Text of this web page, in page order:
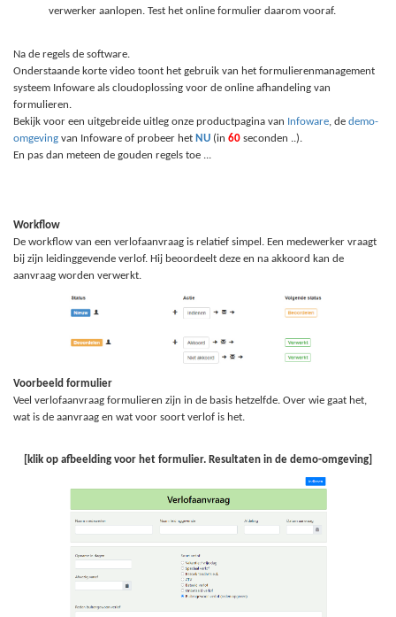
verwerker aanlopen. Test het online formulier daarom vooraf.
Na de regels de software.
Onderstaande korte video toont het gebruik van het formulierenmanagement
systeem Infoware als cloudoplossing voor de online afhandeling van
formulieren.
Bekijk voor een uitgebreide uitleg onze productpagina van Infoware, de demo-
omgeving van Infoware of probeer het NU (in 60 seconden ..).
En pas dan meteen de gouden regels toe ...
Workflow
De workflow van een verlofaanvraag is relatief simpel. Een medewerker vraagt
bij zijn leidinggevende verlof. Hij beoordeelt deze en na akkoord kan de
aanvraag worden verwerkt.
Voorbeeld formulier
Veel verlofaanvraag formulieren zijn in de basis hetzelfde. Over wie gaat het,
wat is de aanvraag en wat voor soort verlof is het.
[klik op afbeelding voor het formulier. Resultaten in de demo-omgeving]